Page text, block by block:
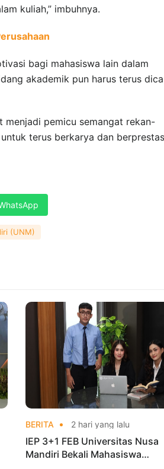
kuliah,” imbuhnya.
bagi mahasiswa lain dalam
akademik pun harus terus
menjadi pemicu semangat rekan-
terus berkarya dan
(UNM)
BERITA 2 hari yang lalu
IEP 3+1 FEB Universitas Nusa
Mandiri Bekali Mahasiswa